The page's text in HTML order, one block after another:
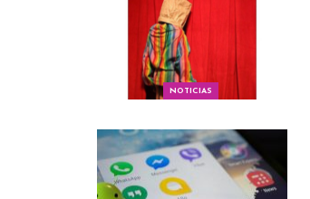
NOTICIAS